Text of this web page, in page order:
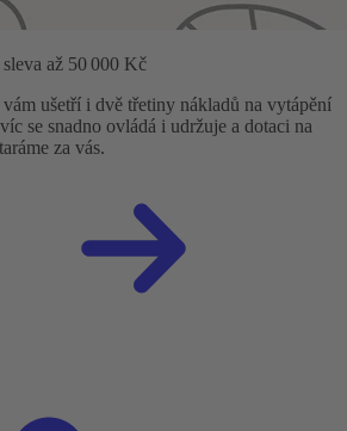
až 50 000 Kč
ušetří i dvě třetiny nákladů na vytápění
se snadno ovládá i udržuje a dotaci na
za vás.